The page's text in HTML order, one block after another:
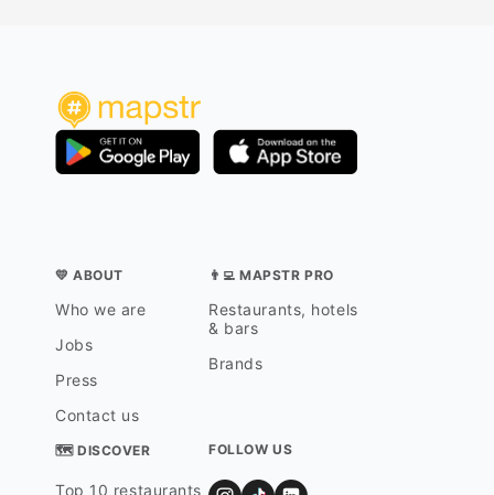
💛 ABOUT
Who we are
Jobs
Press
Contact us
👨‍💻 MAPSTR PRO
Restaurants, hotels
& bars
Brands
🗺 DISCOVER
Top 10 restaurants
FOLLOW US